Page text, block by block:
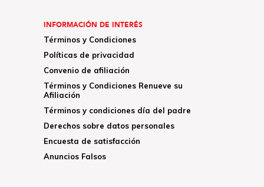
INFORMACIÓN DE INTERÉS
Términos y Condiciones
Políticas de privacidad
Convenio de afiliación
Términos y Condiciones Renueve su
Afiliación
Términos y condiciones día del padre
Derechos sobre datos personales
Encuesta de satisfacción
Anuncios Falsos